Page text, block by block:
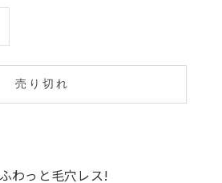
売り切れ
わっと毛穴レス!